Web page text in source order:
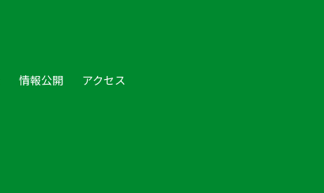
情報公開 アクセス